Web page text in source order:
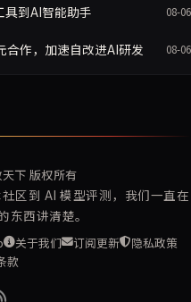
到AI智能助手 08-06
合作，加速自改进AI研发 08-06
下 版权所有
区到 AI 模型评测，我们一直在
东西讲清楚。
关于我们 订阅更新
隐私政策
款